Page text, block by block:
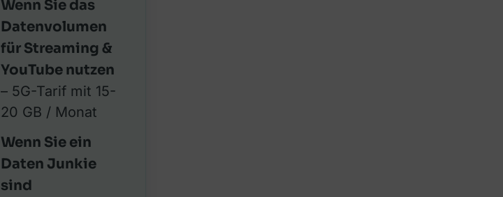
Wenn Sie das
Datenvolumen
für Streaming &
YouTube nutzen
– 5G-Tarif mit 15-
20 GB / Monat
Wenn Sie ein
Daten Junkie
sind